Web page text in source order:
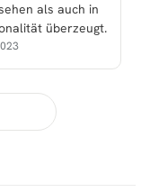
als auch in
überzeugt.